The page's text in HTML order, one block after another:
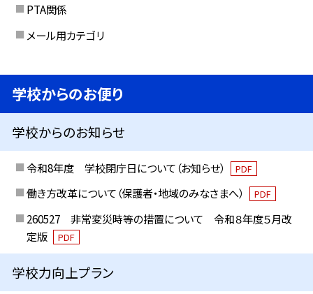
PTA関係
メール用カテゴリ
学校からのお便り
学校からのお知らせ
令和8年度 学校閉庁日について（お知らせ） PDF
働き方改革について（保護者・地域のみなさまへ） PDF
260527 非常変災時等の措置について 令和８年度５月改
定版
PDF
学校力向上プラン